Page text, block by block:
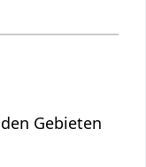
Gebieten